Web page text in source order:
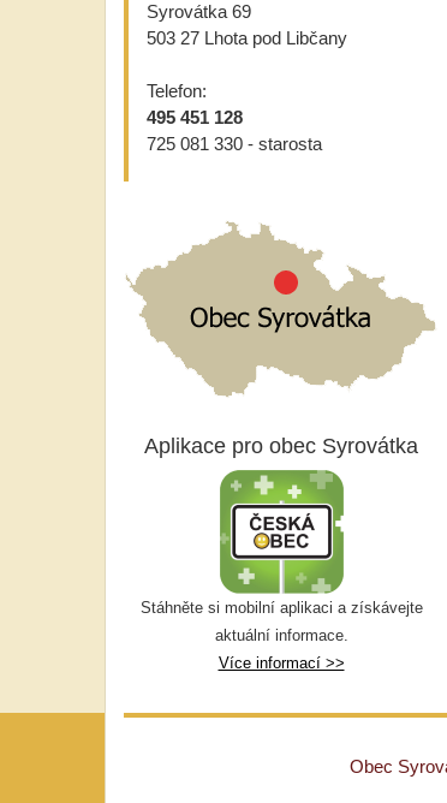
Syrovátka 69
503 27 Lhota pod Libčany
Telefon:
495 451 128
725 081 330 - starosta
Aplikace pro obec Syrovátka
Stáhněte si mobilní aplikaci a získávejte
aktuální informace.
Více informací >>
Obec